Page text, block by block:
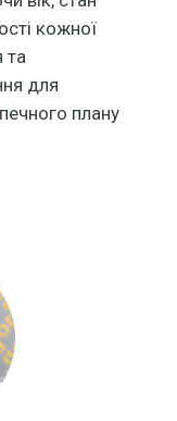
кожної
та
для
плану